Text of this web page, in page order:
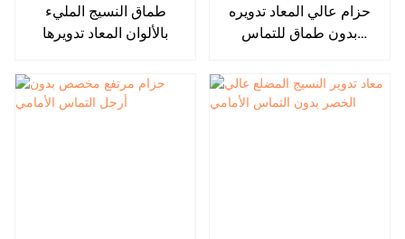
طماق النسيج المليء
بالألوان المعاد تدويرها
حزام عالي المعاد تدويره
بدون طماق للتماس